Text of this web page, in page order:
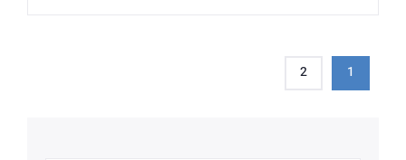
1
2